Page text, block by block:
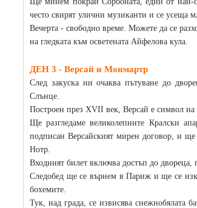
често свирят улични музиканти и се усеща
Вечерта - свободно време. Можете да се
на гледката към осветената Айфелова кула.
ДЕН 3 - Версай и Монмартр
След закуска ни очаква пътуване до
Слънце.
Построен през XVII век, Версай е символ
Ще разгледаме великолепните Кралски
подписан Версайският мирен договор, и
Нотр.
Входният билет включва достъп до
Следобед ще се върнем в Париж и ще се
бохемите.
Тук, над града, се извисява снежнобялата